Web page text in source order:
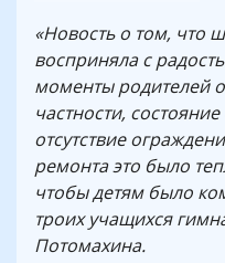
«Новость о том, что
восприняла с
моменты родителей
частности,
отсутствие
ремонта это было
чтобы детям было
троих учащихся
Потомахина.